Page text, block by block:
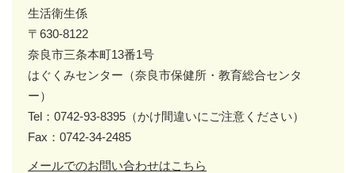
生活衛生係
〒630-8122
奈良市三条本町13番1号
はぐくみセンター（奈良市保健所・教育総合センタ
ー）
Tel：0742-93-8395（かけ間違いにご注意ください）
Fax：0742-34-2485
メールでのお問い合わせはこちら